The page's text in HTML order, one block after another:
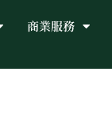
商業服務